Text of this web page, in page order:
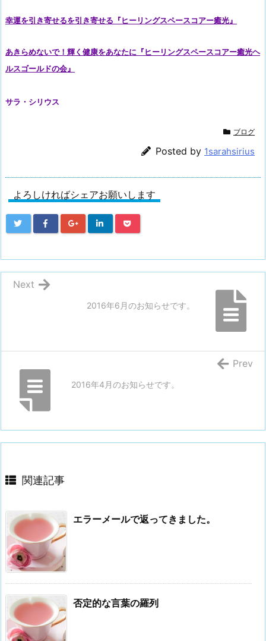
幸運を引き寄せるを引き寄せる『ヒーリングスペースコアー癒光』
あきらめないで！輝く健康をあなたに『ヒーリングスペースコアー癒光ヘ
ルスゴールドの会』
サラ・シリウス
ブログ
Posted by 1sarahsirius
よろしければシェアお願いします
2016年6月のお知らせです。
Next
2016年4月のお知らせです。
Prev
関連記事
エラーメールで返ってきました。
否定的な言葉の羅列